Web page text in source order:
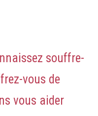
souffre-
vous de
vous aider